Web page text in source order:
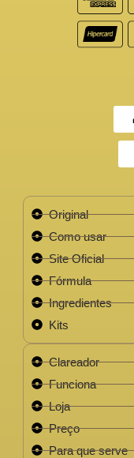
Original
Como usar
Site Oficial
Fórmula
Ingredientes
Kits
Clareador
Funciona
Loja
Preço
Para que serve